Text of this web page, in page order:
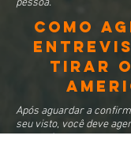
pessoa.
COMO
TIRAR
Após aguardar a
seu visto, você deve
tempo de espera para a